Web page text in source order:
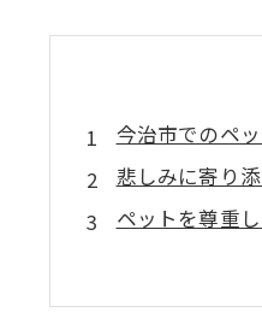
今治市でのペ
悲しみに寄り
ペットを尊重
個別火葬で守
大切な思い出